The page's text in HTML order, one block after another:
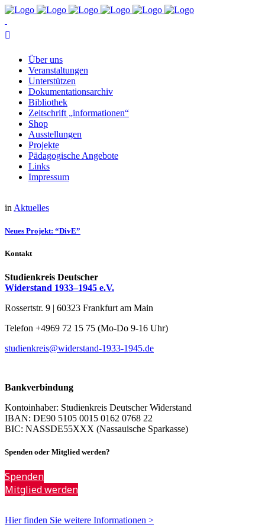
Über uns
Ver­an­stal­tun­gen
Un­ter­stüt­zen
Do­ku­men­ta­ti­ons­ar­chiv
Bi­blio­thek
Zeit­schrift „in­for­ma­tio­nen“
Shop
Aus­stel­lun­gen
Pro­jek­te
Päd­ago­gi­sche Angebote
Links
Im­pres­sum
in Aktuelles
Neu­es Pro­jekt: “Di­vE”
Kontakt
Studienkreis Deutscher
Widerstand 1933–1945 e.V.
Rossertstr. 9 | 60323 Frankfurt am Main
Telefon +4969 72 15 75 (Mo-Do 9-16 Uhr)
studienkreis@widerstand-1933-1945.de
Bankverbindung
Kontoinhaber: Studienkreis Deutscher Widerstand
IBAN: DE90 5105 0015 0162 0768 22
BIC: NASSDE55XXX (Nassauische Sparkasse)
Spenden oder Mitglied werden?
Spenden
Mitglied werden
Hier finden Sie weitere Informationen >